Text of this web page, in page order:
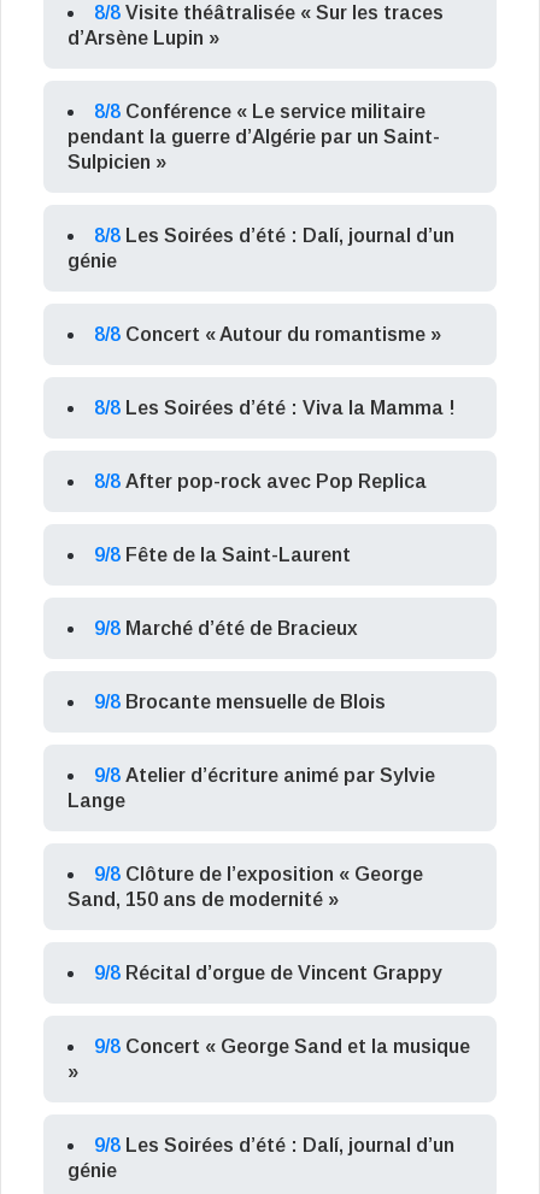
8/8 Visite théâtralisée « Sur les traces
d’Arsène Lupin »
8/8 Conférence « Le service militaire
pendant la guerre d’Algérie par un Saint-
Sulpicien »
8/8 Les Soirées d’été : Dalí, journal d’un
génie
8/8 Concert « Autour du romantisme »
8/8 Les Soirées d’été : Viva la Mamma !
8/8 After pop-rock avec Pop Replica
9/8 Fête de la Saint-Laurent
9/8 Marché d’été de Bracieux
9/8 Brocante mensuelle de Blois
9/8 Atelier d’écriture animé par Sylvie
Lange
9/8 Clôture de l’exposition « George
Sand, 150 ans de modernité »
9/8 Récital d’orgue de Vincent Grappy
9/8 Concert « George Sand et la musique
»
9/8 Les Soirées d’été : Dalí, journal d’un
génie